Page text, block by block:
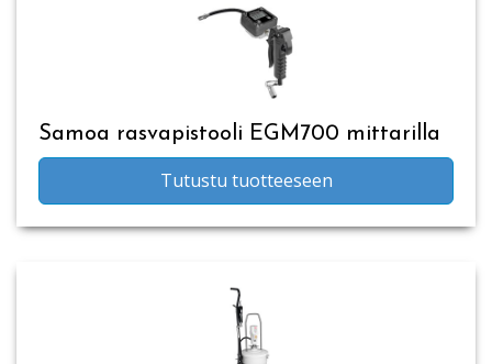
Samoa rasvapistooli EGM700 mittarilla
Tutustu tuotteeseen